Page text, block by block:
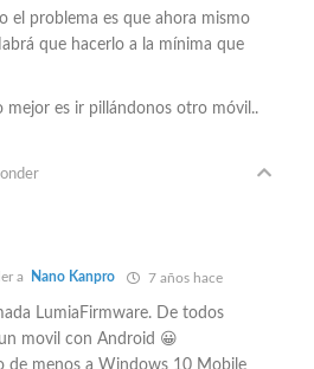
el problema es que ahora mismo
que hacerlo a la mínima que
mejor es ir pillándonos otro móvil..
a Nano Kanpro 7 años hace
LumiaFirmware. De todos
movil con Android 😀
de menos a Windows 10 Mobile